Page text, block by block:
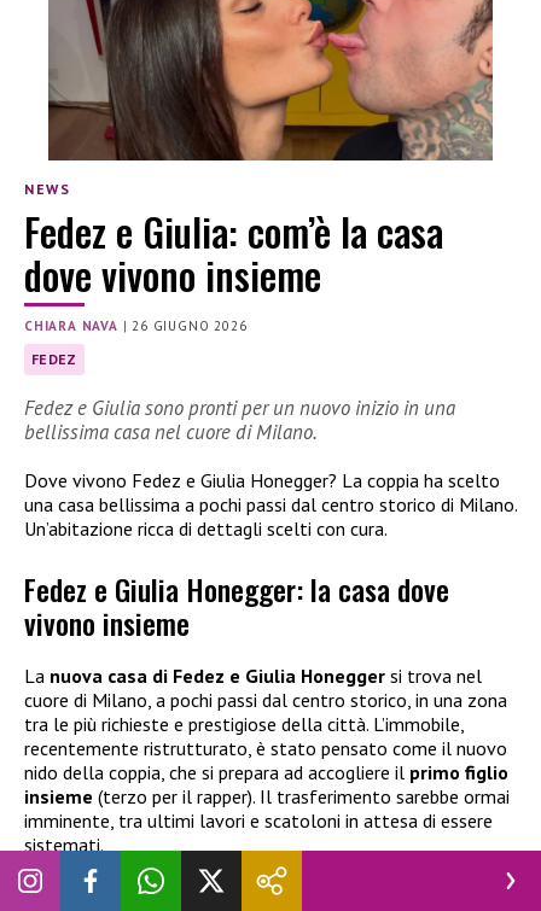
NEWS
Fedez e Giulia: com’è la casa
dove vivono insieme
CHIARA NAVA | 26 GIUGNO 2026
FEDEZ
Fedez e Giulia sono pronti per un nuovo inizio in una
bellissima casa nel cuore di Milano.
Dove vivono Fedez e Giulia Honegger? La coppia ha scelto
una casa bellissima a pochi passi dal centro storico di Milano.
Un’abitazione ricca di dettagli scelti con cura.
Fedez e Giulia Honegger: la casa dove
vivono insieme
La nuova casa di Fedez e Giulia Honegger si trova nel
cuore di Milano, a pochi passi dal centro storico, in una zona
tra le più richieste e prestigiose della città. L’immobile,
recentemente ristrutturato, è stato pensato come il nuovo
nido della coppia, che si prepara ad accogliere il primo figlio
insieme (terzo per il rapper). Il trasferimento sarebbe ormai
imminente, tra ultimi lavori e scatoloni in attesa di essere
sistemati.